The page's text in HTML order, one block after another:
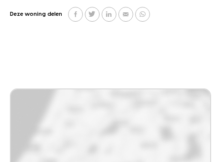
Deze woning delen